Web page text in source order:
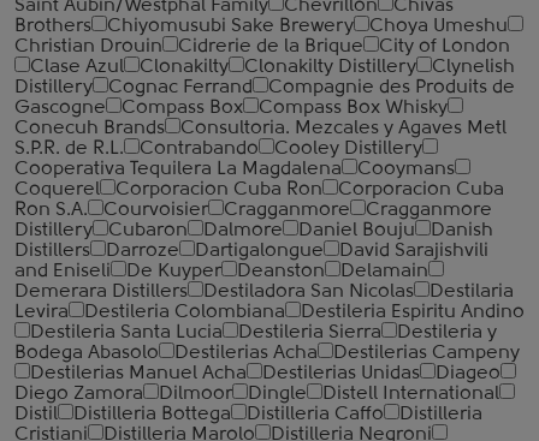
Saint Aubin/Westphal Family
Chevrillon
Chivas
Brothers
Chiyomusubi Sake Brewery
Choya Umeshu
Christian Drouin
Cidrerie de la Brique
City of London
Clase Azul
Clonakilty Clonakilty Distillery
Clynelish
Distillery
Cognac Ferrand
Compagnie des Produits de
Gascogne
Compass Box
Compass Box Whisky
Conecuh Brands
Consultoria. Mezcales y Agaves Metl
S.P.R. de R.L.
Contrabando
Cooley Distillery
Cooperativa Tequilera La Magdalena
Cooymans
Coquerel
Corporacion Cuba Ron
Corporacion Cuba
Ron S.A.
Courvoisier Cragganmore
Cragganmore
Distillery
Cubaron Dalmore Daniel Bouju
Danish
Distillers
Darroze Dartigalongue
David Sarajishvili
and Eniseli
De Kuyper Deanston
Delamain
Demerara Distillers
Destiladora San Nicolas
Destilaria
Levira
Destileria Colombiana
Destileria Espiritu Andino
Destileria Santa Lucia
Destileria Sierra
Destileria y
Bodega Abasolo
Destilerias Acha
Destilerias Campeny
Destilerias Manuel Acha
Destilerias Unidas
Diageo
Diego Zamora
Dilmoor Dingle
Distell International
Distil
Distilleria Bottega Distilleria Caffo
Distilleria
Cristiani
Distilleria Marolo
Distilleria Negroni